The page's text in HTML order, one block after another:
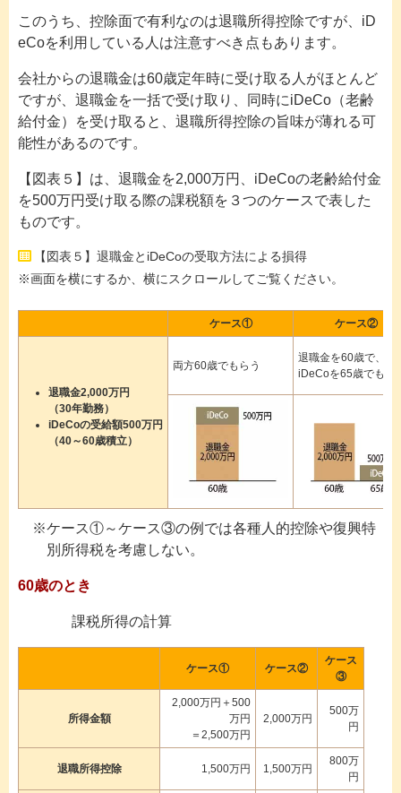
このうち、控除面で有利なのは退職所得控除ですが、iD
eCoを利用している人は注意すべき点もあります。
会社からの退職金は60歳定年時に受け取る人がほとんど
ですが、退職金を一括で受け取り、同時にiDeCo（老齢
給付金）を受け取ると、退職所得控除の旨味が薄れる可
能性があるのです。
【図表５】は、退職金を2,000万円、iDeCoの老齢給付金
を500万円受け取る際の課税額を３つのケースで表した
ものです。
【図表５】退職金とiDeCoの受取方法による損得
※画面を横にするか、横にスクロールしてご覧ください。
ケース① ケース②
退職金2,000万円
（30年勤務）
iDeCoの受給額500万円
（40～60歳積立）
両方60歳でもらう
退職金を60歳で、
iDeCoを65歳でもら
ケース①～ケース③の例では各種人的控除や復興特
別所得税を考慮しない。
60歳のとき
課税所得の計算
ケース① ケース②
ケース
③
所得金額
2,000万円＋500
万円
＝2,500万円
2,000万円
500万
円
退職所得控除 1,500万円 1,500万円
800万
円